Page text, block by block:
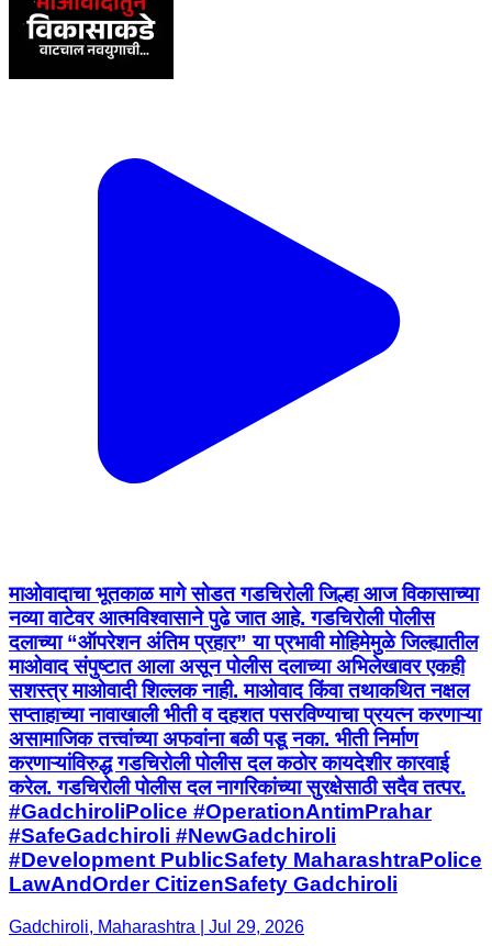
माओवादाचा भूतकाळ मागे सोडत गडचिरोली जिल्हा आज विकासाच्या
नव्या वाटेवर आत्मविश्वासाने पुढे जात आहे. गडचिरोली पोलीस
दलाच्या “ऑपरेशन अंतिम प्रहार” या प्रभावी मोहिमेमुळे जिल्ह्यातील
माओवाद संपुष्टात आला असून पोलीस दलाच्या अभिलेखावर एकही
सशस्त्र माओवादी शिल्लक नाही. माओवाद किंवा तथाकथित नक्षल
सप्ताहाच्या नावाखाली भीती व दहशत पसरविण्याचा प्रयत्न करणाऱ्या
असामाजिक तत्त्वांच्या अफवांना बळी पडू नका. भीती निर्माण
करणाऱ्यांविरुद्ध गडचिरोली पोलीस दल कठोर कायदेशीर कारवाई
करेल. गडचिरोली पोलीस दल नागरिकांच्या सुरक्षेसाठी सदैव तत्पर.
#GadchiroliPolice #OperationAntimPrahar
#SafeGadchiroli #NewGadchiroli
#Development PublicSafety MaharashtraPolice
LawAndOrder CitizenSafety Gadchiroli
Gadchiroli, Maharashtra | Jul 29, 2026